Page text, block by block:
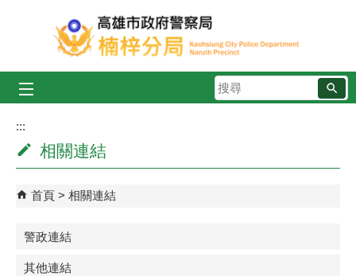
跳到主要內容區塊
搜
尋
:::
相關連結
首頁 相關連結
警政連結
其他連結